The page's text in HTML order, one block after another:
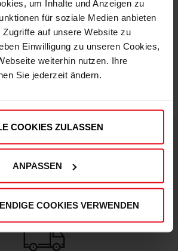
um Inhalte und Anzeigen zu
für soziale Medien anbieten
auf unsere Website zu
Einwilligung zu unseren Cookies,
weiterhin nutzen. Ihre
Sie jederzeit ändern.
COOKIES ZULASSEN
ANPASSEN
COOKIES VERWENDEN
IN DEN WARENKORB
IN UNSEREM SHOP